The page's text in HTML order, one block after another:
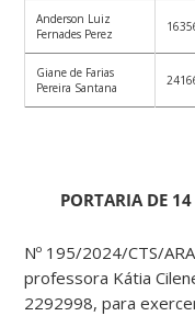
Anderson Luiz
Fernades Perez
Giane de Farias
Pereira Santana
PORTARIA DE
Nº 195/2024/CTS/
professora Kátia
2292998, para